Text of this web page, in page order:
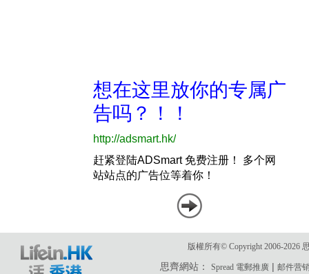
版權所有© Copyright 2006-2026
思齊網站：Spread 電郵推廣 |邮件营